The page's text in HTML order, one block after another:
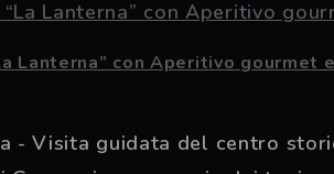
Lanterna” con Aperitivo
- Visita guidata del centro